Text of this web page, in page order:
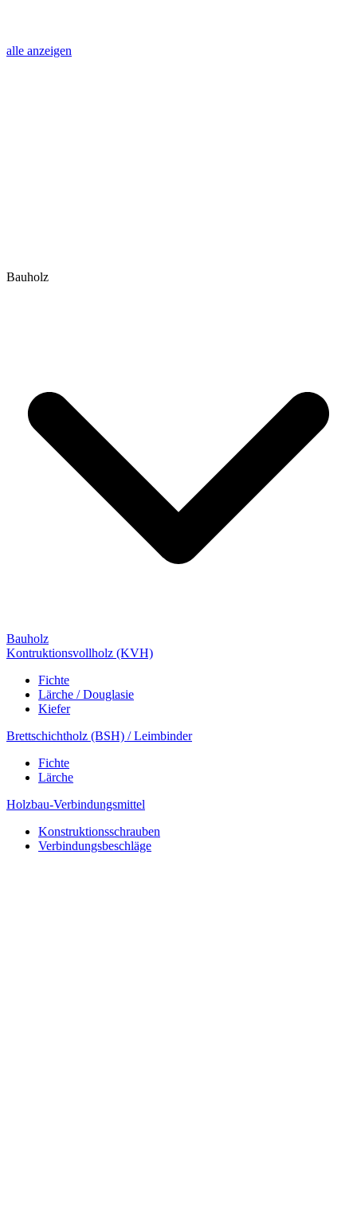
alle anzeigen
Bauholz
Bauholz
Kontruktionsvollholz (KVH)
Fichte
Lärche / Douglasie
Kiefer
Brettschichtholz (BSH) / Leimbinder
Fichte
Lärche
Holzbau-Verbindungsmittel
Konstruktionsschrauben
Verbindungsbeschläge